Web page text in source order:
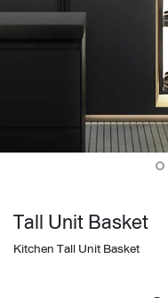
Tall Unit Basket
Kitchen Tall Unit Basket